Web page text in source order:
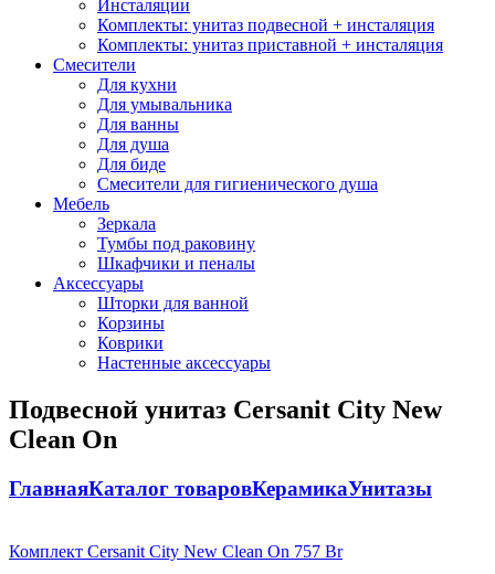
Инсталяции
Комплекты: унитаз подвесной + инсталяция
Комплекты: унитаз приставной + инсталяция
Смесители
Для кухни
Для умывальника
Для ванны
Для душа
Для биде
Смесители для гигиенического душа
Мебель
Зеркала
Тумбы под раковину
Шкафчики и пеналы
Аксессуары
Шторки для ванной
Корзины
Коврики
Настенные аксессуары
Подвесной унитаз Cersanit City New
Clean On
ГлавнаяКаталог товаровКерамикаУнитазы
Комплект Cersanit City New Clean On 757 Br